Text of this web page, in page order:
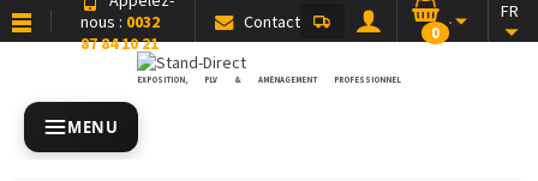
nous : 0032
87 84 10 21
Contact FR
0
EXPOSITION, PLV & AMÉNAGEMENT PROFESSIONNEL
MENU